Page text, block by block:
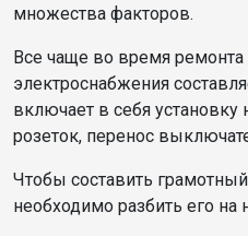
множества факторов.
Все чаще во время
электроснабжения
включает в себя
розеток, перенос
Чтобы составить
необходимо разбить его на